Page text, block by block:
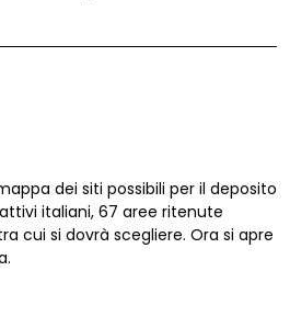
dei siti possibili per il deposito
italiani, 67 aree ritenute
cui si dovrà scegliere. Ora si apre